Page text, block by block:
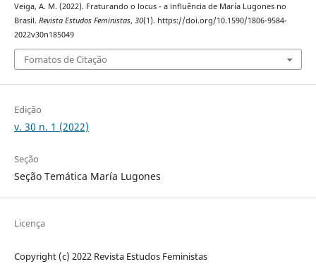
Veiga, A. M. (2022). Fraturando o locus - a influência de María Lugones no
Brasil. Revista Estudos Feministas, 30(1). https://doi.org/10.1590/1806-9584-
2022v30n185049
Fomatos de Citação
Edição
v. 30 n. 1 (2022)
Seção
Seção Temática María Lugones
Licença
Copyright (c) 2022 Revista Estudos Feministas